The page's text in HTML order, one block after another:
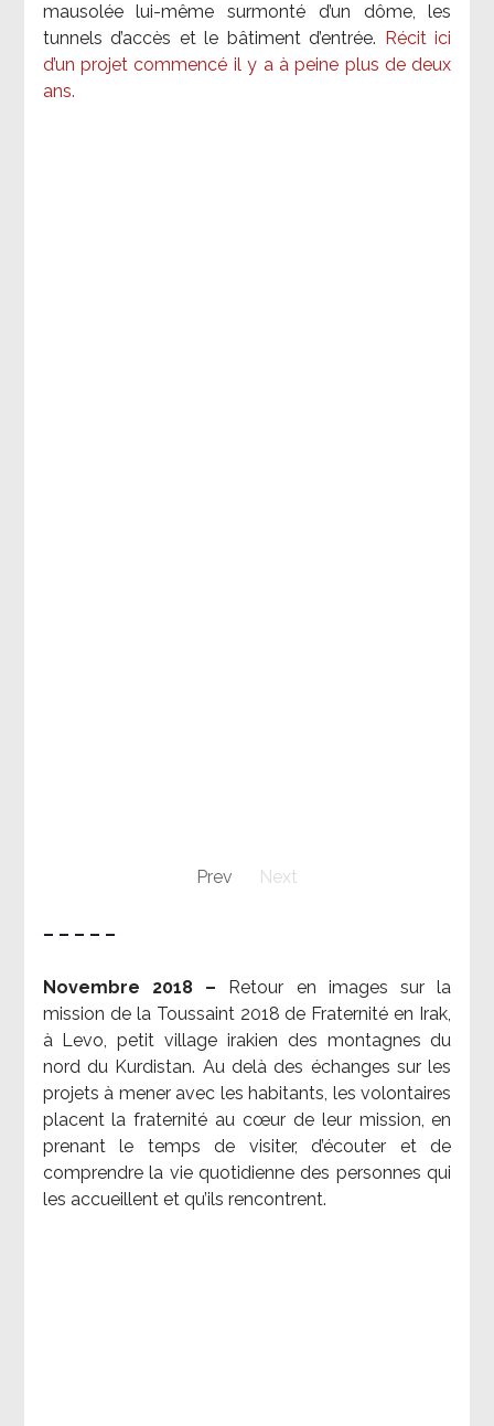
mausolée lui-même surmonté d’un dôme, les
tunnels d’accès et le bâtiment d’entrée.
Récit ici
d’un projet commencé il y a à peine plus de deux
ans.
Prev Next
– – – – –
Novembre 2018 –
Retour en images sur la
mission de la Toussaint 2018 de Fraternité en Irak,
à Levo, petit village irakien des montagnes du
nord du Kurdistan. Au delà des échanges sur les
projets à mener avec les habitants, les volontaires
placent la fraternité au cœur de leur mission, en
prenant le temps de visiter, d’écouter et de
comprendre la vie quotidienne des personnes qui
les accueillent et qu’ils rencontrent.